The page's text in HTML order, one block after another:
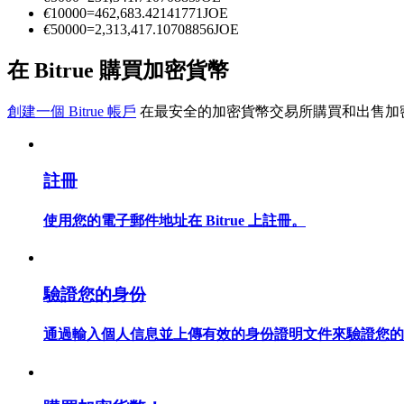
成為跟單交易員
€10000=462,683.42141771JOE
€50000=2,313,417.10708856JOE
在 Bitrue 購買加密貨幣
創建一個 Bitrue 帳戶 在最安全的加密貨幣交易所購買和出售加
註冊
使用您的電子郵件地址在 Bitrue 上註冊。
驗證您的身份
通過輸入個人信息並上傳有效的身份證明文件來驗證您的